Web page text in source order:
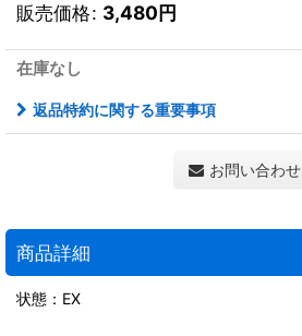
販売価格: 3,480円
在庫なし
返品特約に関する重要事項
お問い合わせ
商品詳細
状態：EX